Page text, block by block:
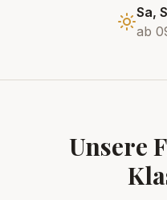
Sa,
ab
Unsere